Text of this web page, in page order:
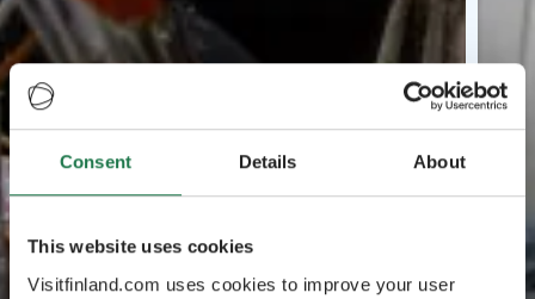
Consent Details About
This website uses cookies
Visitfinland.com uses cookies to improve your user